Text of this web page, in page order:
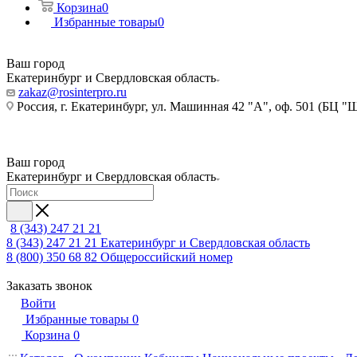
Корзина0
Избранные товары0
Ваш город
Екатеринбург и Свердловская область
zakaz@rosinterpro.ru
Россия, г. Екатеринбург, ул. Машинная 42 "А", оф. 501 (БЦ
Ваш город
Екатеринбург и Свердловская область
8 (343) 247 21 21
8 (343) 247 21 21 Екатеринбург и Свердловская область
8 (800) 350 68 82 Общероссийский номер
Заказать звонок
Войти
Избранные товары 0
Корзина 0